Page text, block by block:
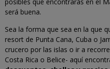
será buena.
Sea la forma que sea en la que
resort de Punta Cana, Cuba o
crucero por las islas o ir a
Costa Rica o Belice- aquí